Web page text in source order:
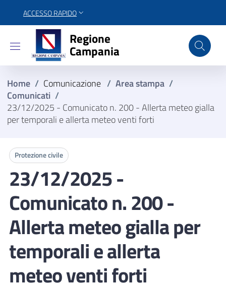
ACCESSO RAPIDO
Regione Campania
Regione
Campania
Home / Comunicazione / Area stampa /
Comunicati /
23/12/2025 - Comunicato n. 200 - Allerta meteo gialla
per temporali e allerta meteo venti forti
Protezione civile
23/12/2025 -
Comunicato n. 200 -
Allerta meteo gialla per
temporali e allerta
meteo venti forti